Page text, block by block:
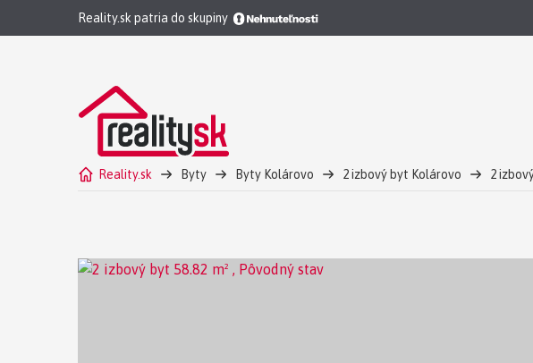
Reality.sk patria do skupiny
Reality.sk Byty Byty Kolárovo 2 izbový byt Kolárovo 2